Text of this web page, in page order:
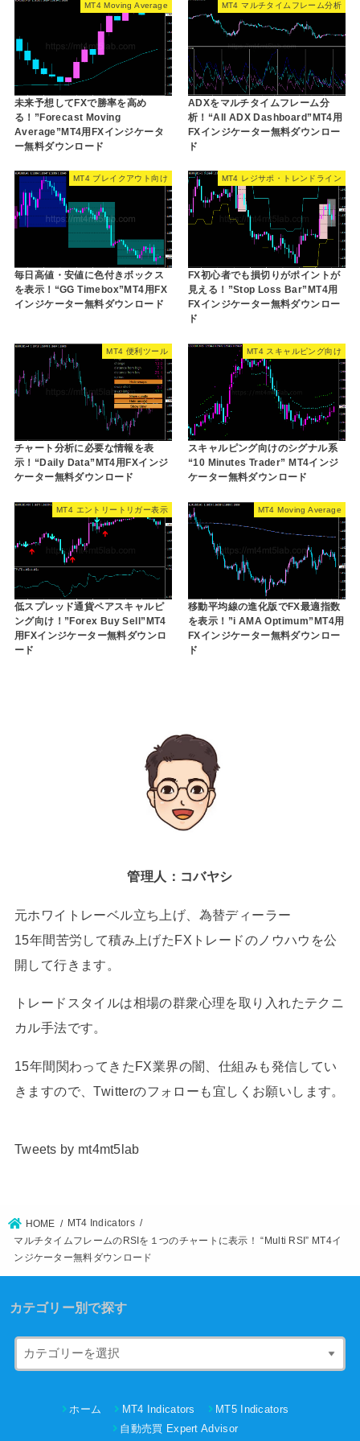
MT4 Moving Average
未来予想してFXで勝率を高め
る！”Forecast Moving
Average”MT4用FXインジケータ
ー無料ダウンロード
MT4 マルチタイムフレーム分析
ADXをマルチタイムフレーム分
析！“All ADX Dashboard”MT4用
FXインジケーター無料ダウンロー
ド
MT4 ブレイクアウト向け
毎日高値・安値に色付きボックス
を表示！“GG Timebox”MT4用FX
インジケーター無料ダウンロード
MT4 レジサポ・トレンドライン
FX初心者でも損切りがポイントが
見える！”Stop Loss Bar”MT4用
FXインジケーター無料ダウンロー
ド
MT4 便利ツール
チャート分析に必要な情報を表
示！“Daily Data”MT4用FXインジ
ケーター無料ダウンロード
MT4 スキャルピング向け
スキャルピング向けのシグナル系
“10 Minutes Trader” MT4インジ
ケーター無料ダウンロード
MT4 エントリートリガー表示
低スプレッド通貨ペアスキャルピ
ング向け！”Forex Buy Sell”MT4
用FXインジケーター無料ダウンロ
ード
MT4 Moving Average
移動平均線の進化版でFX最適指数
を表示！”i AMA Optimum”MT4用
FXインジケーター無料ダウンロー
ド
管理人：コバヤシ
元ホワイトレーベル立ち上げ、為替ディーラー
15年間苦労して積み上げたFXトレードのノウハウを公
開して行きます。
トレードスタイルは相場の群衆心理を取り入れたテクニ
カル手法です。
15年間関わってきたFX業界の闇、仕組みも発信してい
きますので、Twitterのフォローも宜しくお願いします。
Tweets by mt4mt5lab
HOME
MT4 Indicators
マルチタイムフレームのRSIを１つのチャートに表示！ “Multi RSI” MT4イ
ンジケーター無料ダウンロード
カテゴリー別で探す
ホーム MT4 Indicators
MT5 Indicators
自動売買 Expert Advisor